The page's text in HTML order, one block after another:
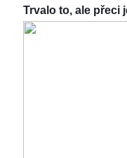
Trvalo to, ale přeci